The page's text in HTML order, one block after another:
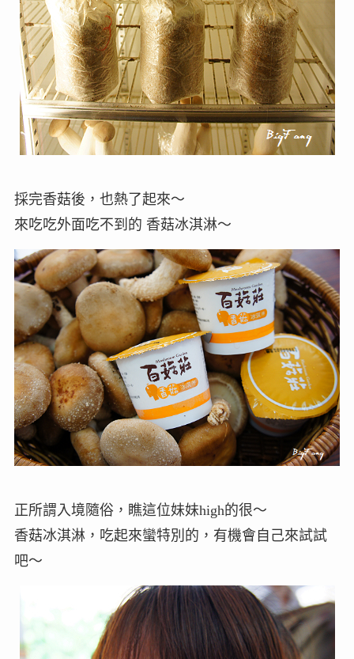
採完香菇後，也熱了起來～
來吃吃外面吃不到的 香菇冰淇淋～
正所謂入境隨俗，瞧這位妹妹high的很～
香菇冰淇淋，吃起來蠻特別的，有機會自己來試試
吧～